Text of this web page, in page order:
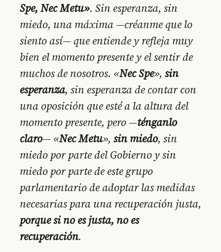
Spe, Nec Metu». Sin esperanza, sin
miedo, una máxima —créanme que lo
siento así— que entiende y refleja muy
bien el momento presente y el sentir de
muchos de nosotros. «Nec Spe», sin
esperanza, sin esperanza de contar con
una oposición que esté a la altura del
momento presente, pero —ténganlo
claro— «Nec Metu», sin miedo, sin
miedo por parte del Gobierno y sin
miedo por parte de este grupo
parlamentario de adoptar las medidas
necesarias para una recuperación justa,
porque si no es justa, no es
recuperación.